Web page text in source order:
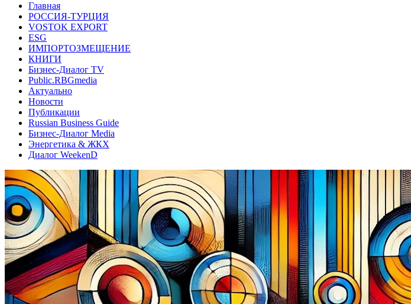
Главная
РОССИЯ-ТУРЦИЯ
VOSTOK EXPORT
ESG
ИМПОРТОЗМЕЩЕНИЕ
КНИГИ
Бизнес-Диалог TV
Public.RBGmedia
Актуально
Новости
Публикации
Russian Business Guide
Бизнес-Диалог Media
Энергетика & ЖКХ
Диалог WeekenD